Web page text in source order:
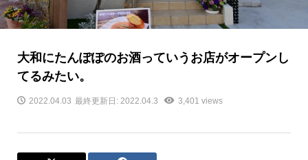
大和にたんぽぽのお酒っていうお店がオープンし
てるみたい。
2022.04.03 最終更新日: 2022.04.3 3,401 views